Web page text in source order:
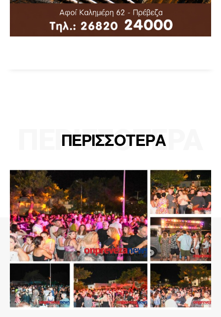
ΠΕΡΙΣΣΟΤΕΡΑ
ΠΕΡΙΣΣΟΤΕΡΑ